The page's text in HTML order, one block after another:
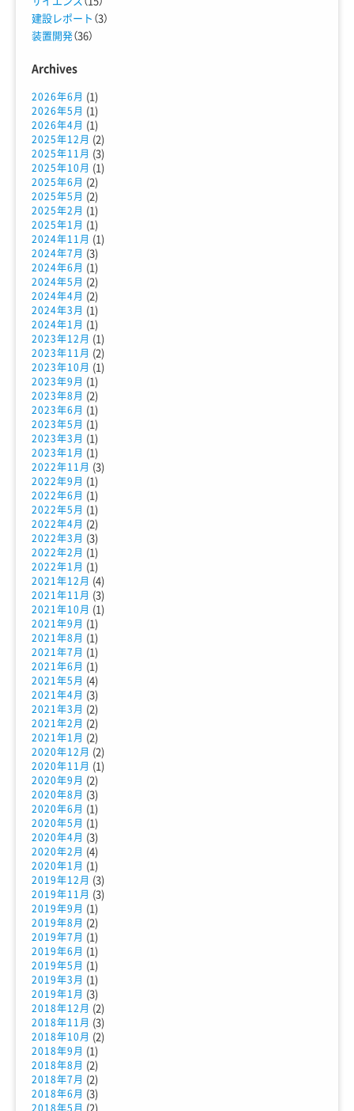
建設レポート （3）
装置開発（36）
Archives
2026年6月 (1)
2026年5月 (1)
2026年4月 (1)
2025年12月 (2)
2025年11月 (3)
2025年10月 (1)
2025年6月 (2)
2025年5月 (2)
2025年2月 (1)
2025年1月 (1)
2024年11月 (1)
2024年7月 (3)
2024年6月 (1)
2024年5月 (2)
2024年4月 (2)
2024年3月 (1)
2024年1月 (1)
2023年12月 (1)
2023年11月 (2)
2023年10月 (1)
2023年9月 (1)
2023年8月 (2)
2023年6月 (1)
2023年5月 (1)
2023年3月 (1)
2023年1月 (1)
2022年11月 (3)
2022年9月 (1)
2022年6月 (1)
2022年5月 (1)
2022年4月 (2)
2022年3月 (3)
2022年2月 (1)
2022年1月 (1)
2021年12月 (4)
2021年11月 (3)
2021年10月 (1)
2021年9月 (1)
2021年8月 (1)
2021年7月 (1)
2021年6月 (1)
2021年5月 (4)
2021年4月 (3)
2021年3月 (2)
2021年2月 (2)
2021年1月 (2)
2020年12月 (2)
2020年11月 (1)
2020年9月 (2)
2020年8月 (3)
2020年6月 (1)
2020年5月 (1)
2020年4月 (3)
2020年2月 (4)
2020年1月 (1)
2019年12月 (3)
2019年11月 (3)
2019年9月 (1)
2019年8月 (2)
2019年7月 (1)
2019年6月 (1)
2019年5月 (1)
2019年3月 (1)
2019年1月 (3)
2018年12月 (2)
2018年11月 (3)
2018年10月 (2)
2018年9月 (1)
2018年8月 (2)
2018年7月 (2)
2018年6月 (3)
2018年5月 (2)